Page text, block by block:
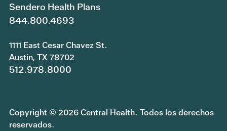
Sendero Health Plans
844.800.4693
1111 East Cesar Chavez St.
Austin, TX 78702
512.978.8000
Copyright © 2026 Central Health. Todos los derechos
reservados.